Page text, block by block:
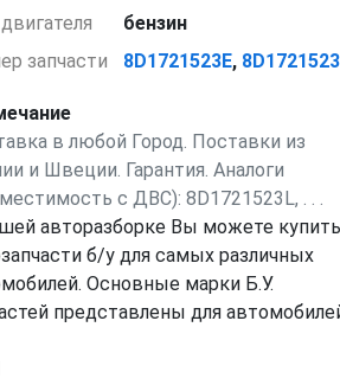
бензин
запчасти
8D1721523E,
в любой Город. Поставки из
и Швеции. Гарантия. Аналоги
с ДВС): 8D1721523L, . . .
авторазборке Вы можете купить
б/у для самых различных
Основные марки Б.У.
представлены для